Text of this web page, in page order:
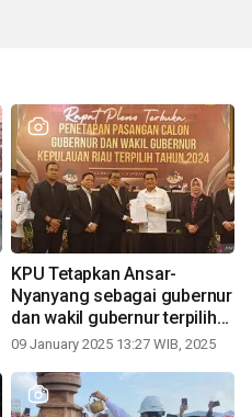
KPU Tetapkan Ansar-
Nyanyang sebagai gubernur
dan wakil gubernur terpilih
periode 2025-2030
09 January 2025 13:27 WIB, 2025